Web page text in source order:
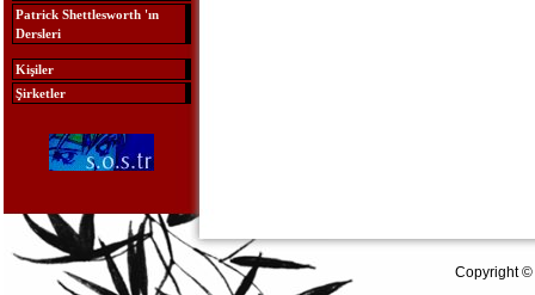
Patrick Shettlesworth 'ın
Dersleri
Kişiler
Şirketler
Copyright ©